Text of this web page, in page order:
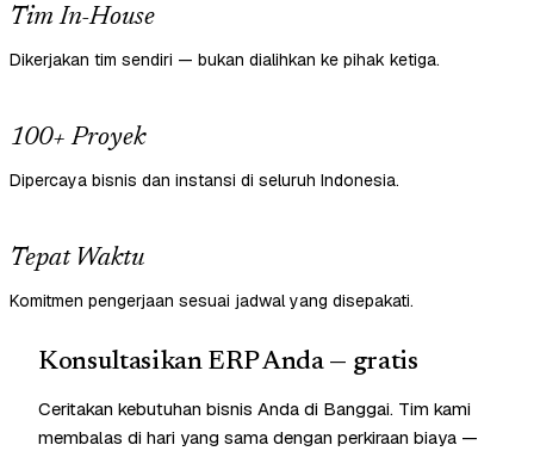
Tim In-House
Dikerjakan tim sendiri — bukan dialihkan ke pihak ketiga.
100+ Proyek
Dipercaya bisnis dan instansi di seluruh Indonesia.
Tepat Waktu
Komitmen pengerjaan sesuai jadwal yang disepakati.
Konsultasikan ERP Anda — gratis
Ceritakan kebutuhan bisnis Anda di Banggai. Tim kami
membalas di hari yang sama dengan perkiraan biaya —